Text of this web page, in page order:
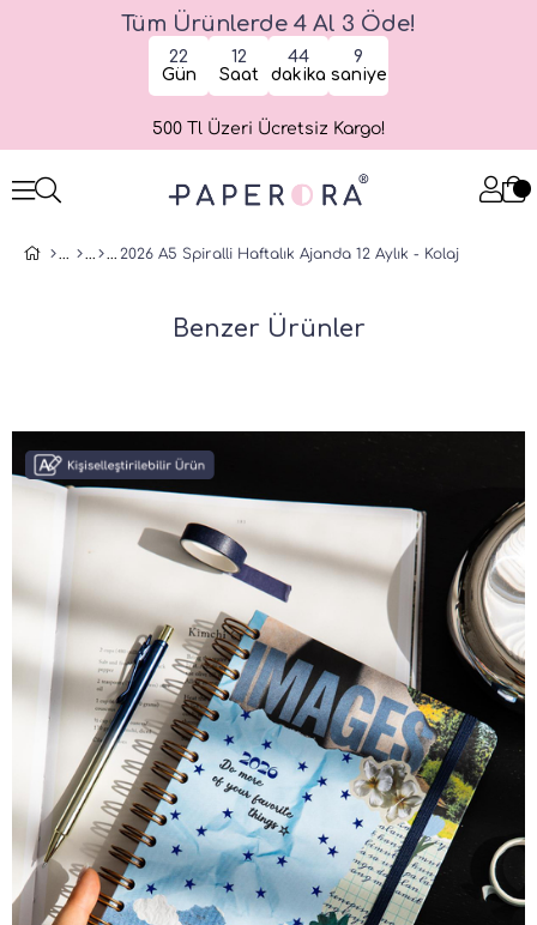
Tüm Ürünlerde 4 Al 3 Öde!
22
Gün
12
Saat
44
dakika
9
saniye
500 Tl Üzeri Ücretsiz Kargo!
2026 A5 Spiralli Haftalık Ajanda 12 Aylık - Kolaj
Benzer Ürünler